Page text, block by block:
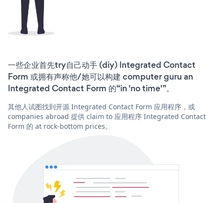
一些企业首先try自己动手 (diy) Integrated Contact
Form 或拥有声称他/她可以构建 computer guru an
Integrated Contact Form 的“in 'no time'”。
其他人试图找到开源 Integrated Contact Form 应用程序，或
companies abroad 提供 claim to 应用程序 Integrated Contact
Form 的 at rock-bottom prices。